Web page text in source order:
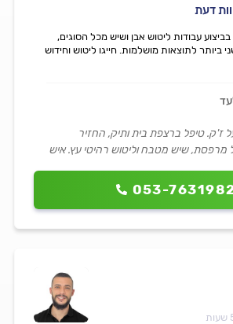
דעת
053-
עבודות ליטוש אבן ושיש מכל הסוגים,
ביותר לתוצאות מושלמות. חייגו ליטוש וחידוש
ז'ק. טיפל ברצפת בית ותיק, החזיר
מרפסת, שיש מטבח וליטוש רהיטי עץ. איש